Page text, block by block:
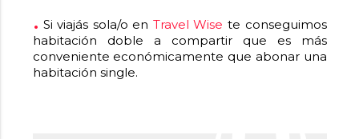
Si viajás sola/o en Travel Wise te conseguimos
habitación doble a compartir que es más
conveniente económicamente que abonar una
habitación single.